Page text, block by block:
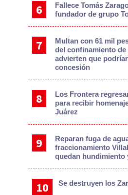
Fallece Tomás
fundador de grupo
Multan con 61 mil
del confinamiento de
advierten que
concesión
Los Frontera
para recibir
Juárez
Reparan fuga de
fraccionamiento
quedan hundimiento
Se destruyen los